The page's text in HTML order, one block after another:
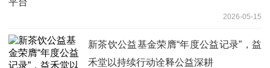
平台
2026-05-15
新茶饮公益基金荣膺“年度公益记录”，益
禾堂以持续行动诠释公益深耕